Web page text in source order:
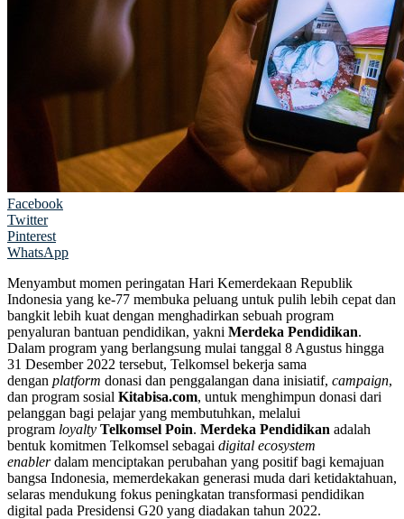
Facebook
Twitter
Pinterest
WhatsApp
Menyambut momen peringatan Hari Kemerdekaan Republik
Indonesia yang ke-77 membuka peluang untuk pulih lebih cepat dan
bangkit lebih kuat dengan menghadirkan sebuah program
penyaluran bantuan pendidikan, yakni Merdeka Pendidikan.
Dalam program yang berlangsung mulai tanggal 8 Agustus hingga
31 Desember 2022 tersebut, Telkomsel bekerja sama
dengan platform donasi dan penggalangan dana inisiatif, campaign,
dan program sosial Kitabisa.com, untuk menghimpun donasi dari
pelanggan bagi pelajar yang membutuhkan, melalui
program loyalty Telkomsel Poin. Merdeka Pendidikan adalah
bentuk komitmen Telkomsel sebagai digital ecosystem
enablerdalam menciptakan perubahan yang positif bagi kemajuan
bangsa Indonesia, memerdekakan generasi muda dari ketidaktahuan,
selaras mendukung fokus peningkatan transformasi pendidikan
digital pada Presidensi G20 yang diadakan tahun 2022.